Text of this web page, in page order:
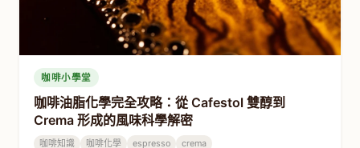
咖啡小學堂
咖啡油脂化學完全攻略：從 Cafestol 雙醇到
Crema 形成的風味科學解密
咖啡知識 咖啡化學 espresso crema